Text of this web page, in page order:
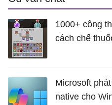
1000+ công
cách chế
Microsoft
native cho